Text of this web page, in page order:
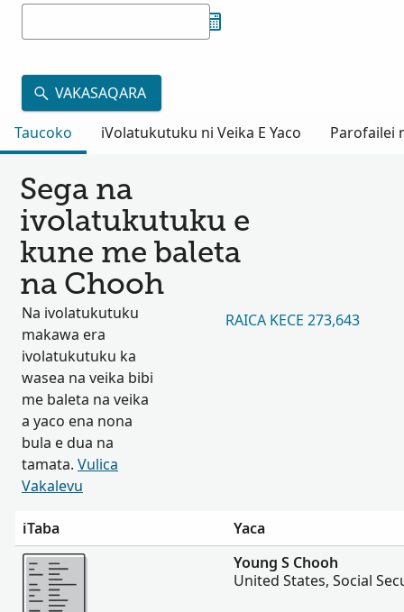
VAKASAQARA
Taucoko
iVolatukutuku ni Veika E Yaco Parofailei
Sega na
ivolatukutuku e
kune me baleta
na Chooh
Na ivolatukutuku
makawa era
ivolatukutuku ka
wasea na veika bibi
me baleta na veika
a yaco ena nona
bula e dua na
tamata. Vulica
Vakalevu
RAICA KECE 273,643
iTaba
Yaca
Vakalevu cake
Young S Chooh
United States, Social